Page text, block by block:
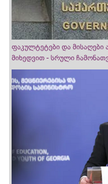
ფაკულტეტები და
მიხედვით - სრული